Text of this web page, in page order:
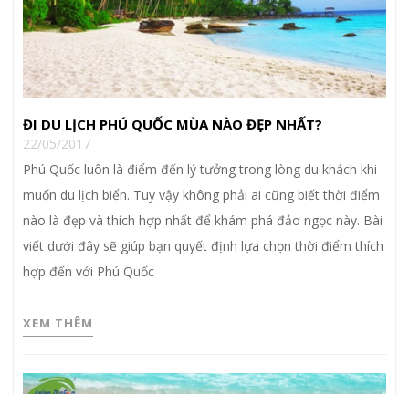
ĐI DU LỊCH PHÚ QUỐC MÙA NÀO ĐẸP NHẤT?
22/05/2017
Phú Quốc luôn là điểm đến lý tưởng trong lòng du khách khi
muốn du lịch biển. Tuy vậy không phải ai cũng biết thời điểm
nào là đẹp và thích hợp nhất để khám phá đảo ngọc này. Bài
viết dưới đây sẽ giúp bạn quyết định lựa chọn thời điểm thích
hợp đến với Phú Quốc
XEM THÊM